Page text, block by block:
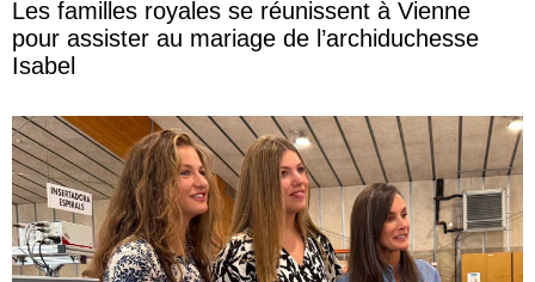
Les familles royales se réunissent à Vienne
pour assister au mariage de l’archiduchesse
Isabel